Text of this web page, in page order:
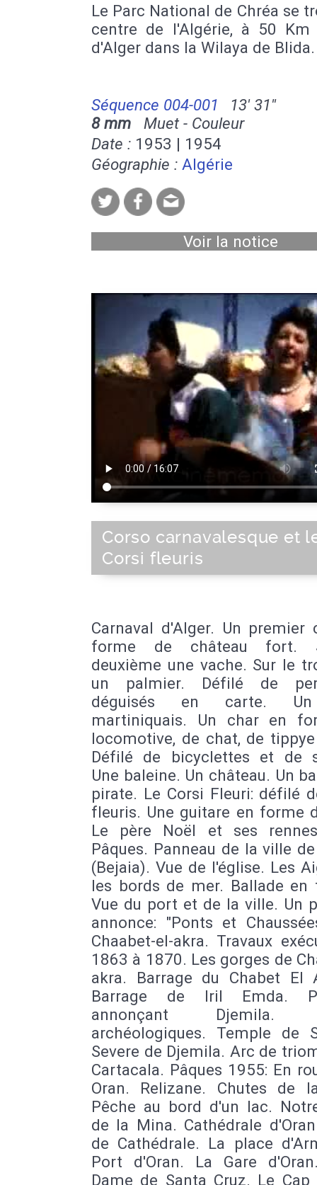
Le Parc National de Chréa se
centre de l'Algérie, à 50 Km
d'Alger dans la Wilaya de Blida.
Séquence 004-001
13' 31''
8 mm Muet - Couleur
Date : 1953 | 1954
Géographie : Algérie
Voir la notice
Corso carnavalesque et
Corsi fleuris
Carnaval d'Alger. Un premier
forme de château fort.
deuxième une vache. Sur le
un palmier. Défilé de
déguisés en carte.
martiniquais. Un char en
locomotive, de chat, de
Défilé de bicyclettes et de
Une baleine. Un château. Un
pirate. Le Corsi Fleuri: défilé
fleuris. Une guitare en forme
Le père Noël et ses
Pâques. Panneau de la ville
(Bejaia). Vue de l'église. Les
les bords de mer. Ballade en
Vue du port et de la ville. Un
annonce: "Ponts et
Chaabet-el-akra. Travaux
1863 à 1870. Les gorges de
akra. Barrage du Chabet El
Barrage de Iril Emda.
annonçant Djemila.
archéologiques. Temple de
Severe de Djemila. Arc de
Cartacala. Pâques 1955: En
Oran. Relizane. Chutes de
Pêche au bord d'un lac.
de la Mina. Cathédrale
de Cathédrale. La place
Port d'Oran. La Gare
Dame de Santa Cruz. Le Cap